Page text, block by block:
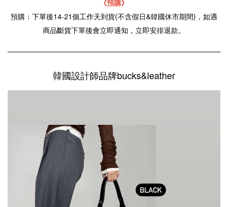
《預購》
預購：下單後14-21個工作天到貨(不含假日&韓國休市期間)，如遇
商品斷貨下單後會立即通知，立即安排退款。
韓國設計師品牌bucks&leather